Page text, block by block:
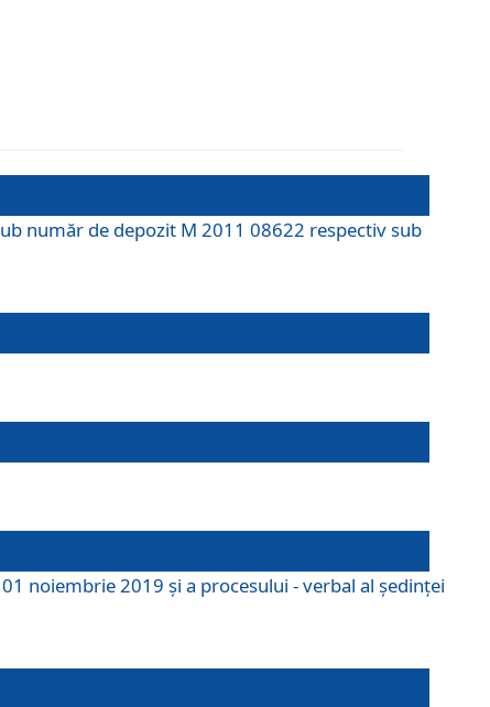
număr de depozit M 2011 08622 respectiv sub
noiembrie 2019 și a procesului - verbal al ședinței